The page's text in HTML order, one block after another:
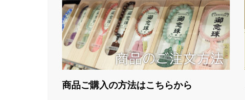
商品ご購入の方法はこちらから